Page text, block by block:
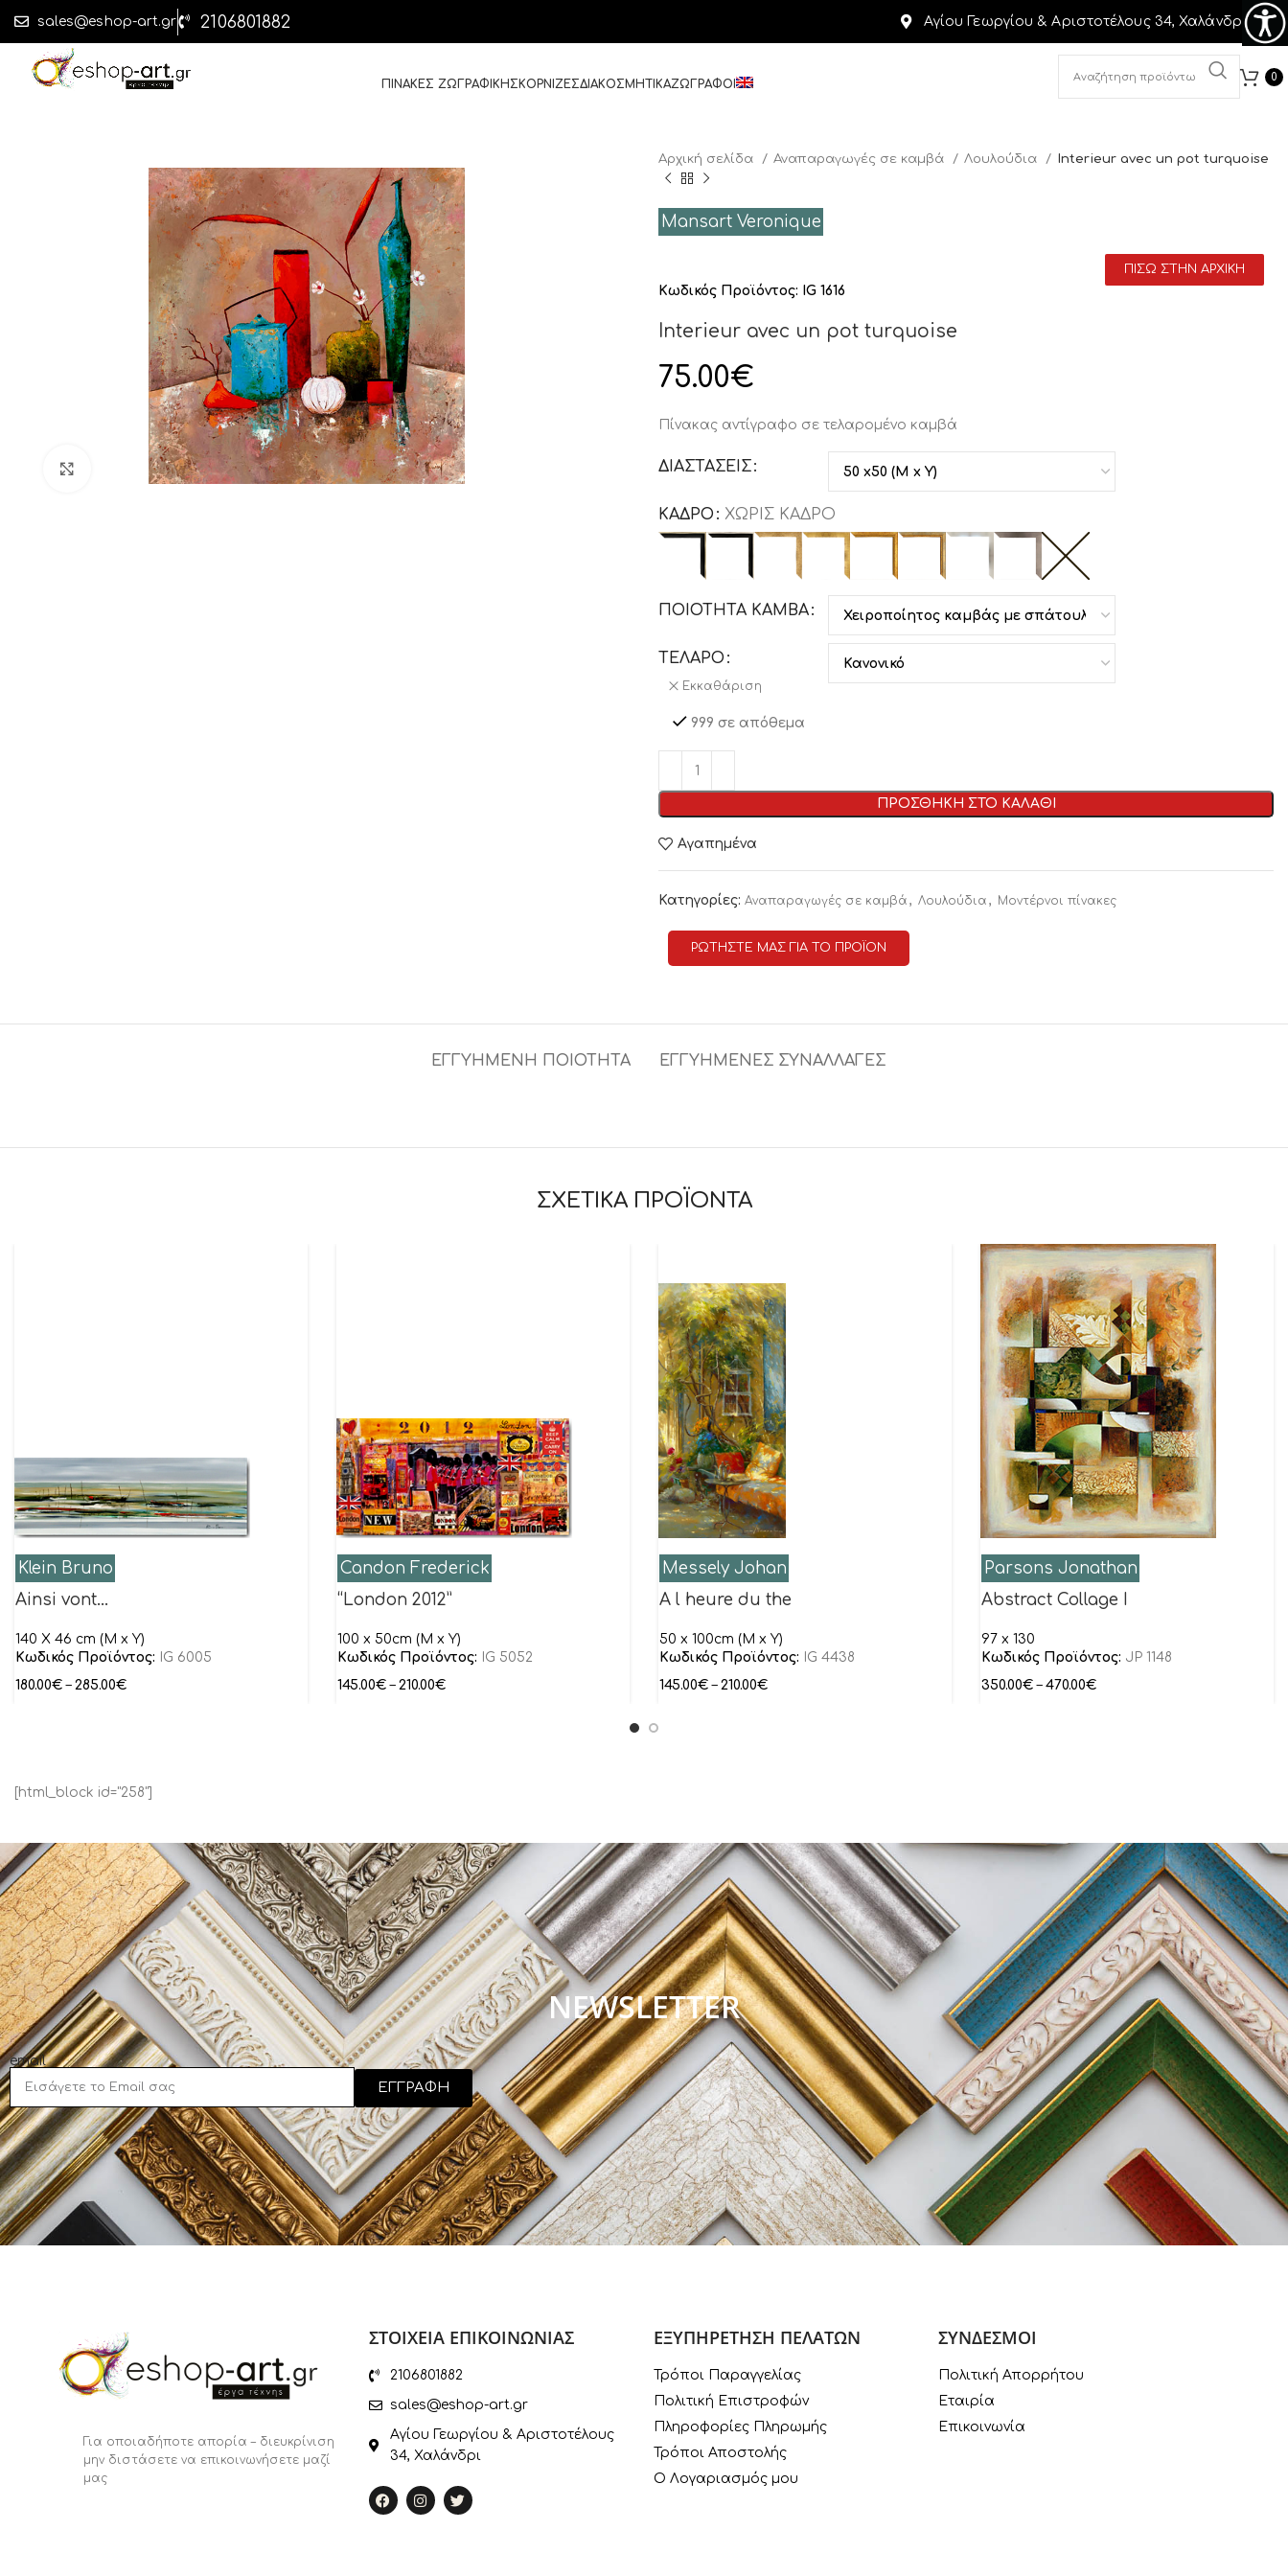
sales@eshop-art.gr 2106801882 Αγίου Γεωργίου & Αριστοτέλους 34, Χαλάνδρι
ΠΙΝΑΚΕΣ ΖΩΓΡΑΦΙΚΗΣΚΟΡΝΙΖΕΣΔΙΑΚΟΣΜΗΤΙΚΑΖΩΓΡΑΦΟΙ
0
Click to enlarge
Αρχική σελίδα Αναπαραγωγές σε καμβά Λουλούδια Interieur avec un pot turquoise
Mansart Veronique
ΠΙΣΩ ΣΤΗΝ ΑΡΧΙΚΗ
Κωδικός Προϊόντος: IG 1616
Interieur avec un pot turquoise
75.00€
Πίνακας αντίγραφο σε τελαρομένο καμβά
ΔΙΑΣΤΑΣΕΙΣ
ΚΑΔΡΟ ΧΩΡΊΣ ΚΆΔΡΟ
ΠΟΙΟΤΗΤΑ ΚΑΜΒΑ
ΤΕΛΑΡΟ
Εκκαθάριση
999 σε απόθεμα
ΠΡΟΣΘΗΚΗ ΣΤΟ ΚΑΛΑΘΙ
Αγαπημένα
Κατηγορίες: Αναπαραγωγές σε καμβά , Λουλούδια , Μοντέρνοι πίνακες
ΡΩΤΗΣΤΕ ΜΑΣ ΓΙΑ ΤΟ ΠΡΟΪΟΝ
ΕΓΓΥΗΜΕΝΗ ΠΟΙΟΤΗΤΑ ΕΓΓΥΗΜΕΝΕΣ ΣΥΝΑΛΛΑΓΕΣ
ΣΧΕΤΙΚΑ ΠΡΟΪΟΝΤΑ
Klein Bruno
Ainsi vont…
140 X 46 cm (M x Y)
Κωδικός Προϊόντος:
IG 6005
180.00€ – 285.00€
Candon Frederick
“London 2012”
100 x 50cm (M x Y)
Κωδικός Προϊόντος:
IG 5052
145.00€ – 210.00€
Messely Johan
A l heure du the
50 x 100cm (M x Y)
Κωδικός Προϊόντος:
IG 4438
145.00€ – 210.00€
Parsons Jonathan
Abstract Collage I
97 x 130
Κωδικός Προϊόντος: JP 1148
350.00€ – 470.00€
[html_block id="258"]
NEWSLETTER
email
ΕΓΓΡΑΦΗ
Για οποιαδήποτε απορία – διευκρίνιση
μην διστάσετε να επικοινωνήσετε μαζί
μας
ΣΤΟΙΧΕΙΑ ΕΠΙΚΟΙΝΩΝΙΑΣ
2106801882
sales@eshop-art.gr
Αγίου Γεωργίου & Αριστοτέλους
34, Χαλάνδρι
ΕΞΥΠΗΡΕΤΗΣΗ ΠΕΛΑΤΩΝ
Τρόποι Παραγγελίας
Πολιτική Επιστροφών
Πληροφορίες Πληρωμής
Τρόποι Αποστολής
Ο Λογαριασμός μου
ΣΥΝΔΕΣΜΟΙ
Πολιτική Απορρήτου
Εταιρία
Επικοινωνία